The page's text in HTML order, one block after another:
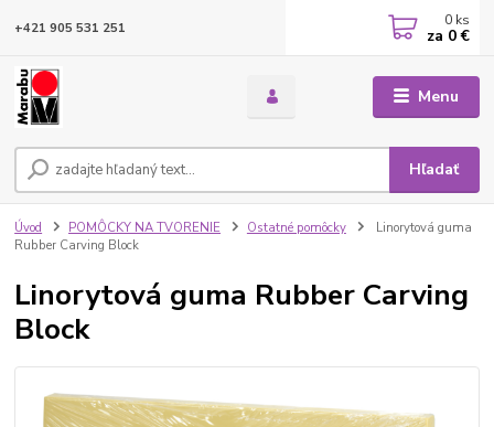
Menu
Hľadať
+421 905 531 251 0 ks
za 0 €
Úvod POMÔCKY NA TVORENIE Ostatné pomôcky
Linorytová guma
Rubber Carving Block
Linorytová guma Rubber Carving
Block